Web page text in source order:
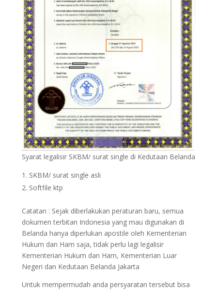
Syarat legalisir SKBM/ surat single di Kedutaan Belanda
SKBM/ surat single asli
Softfile ktp
Catatan : Sejak diberlakukan peraturan baru, semua
dokumen terbitan Indonesia yang mau digunakan di
Belanda hanya diperlukan apostile oleh Kementerian
Hukum dan Ham saja, tidak perlu lagi legalisir
Kementerian Hukum dan Ham, Kementerian Luar
Negeri dan Kedutaan Belanda Jakarta
Untuk mempermudah anda persyaratan tersebut bisa